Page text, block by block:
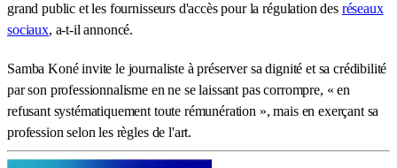
grand public et les fournisseurs d'accès pour la régulation des réseaux
sociaux, a-t-il annoncé.
Samba Koné invite le journaliste à préserver sa dignité et sa crédibilité
par son professionnalisme en ne se laissant pas corrompre, « en
refusant systématiquement toute rémunération », mais en exerçant sa
profession selon les règles de l'art.